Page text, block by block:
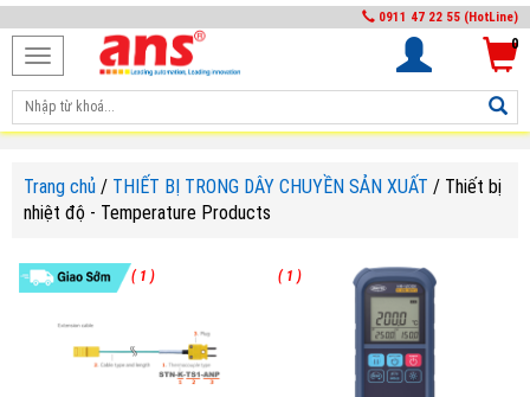
0911 47 22 55 (HotLine)
Toggle
navigation
0
Trang chủ / THIẾT BỊ TRONG DÂY CHUYỀN SẢN XUẤT / Thiết bị
nhiệt độ - Temperature Products
( 1 ) ( 1 )